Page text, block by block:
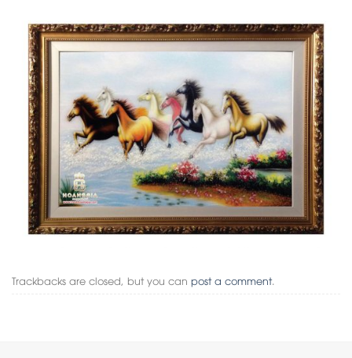
Trackbacks are closed, but you can post a comment.